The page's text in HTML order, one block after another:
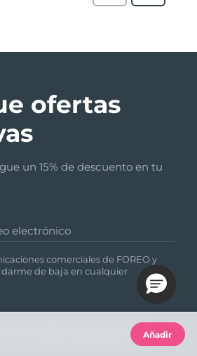
ofertas
un 15% de descuento en tu
electrónico
comerciales de FOREO y
de baja en cualquier
por reCAPTCHA y se aplica la
las Condiciones del servicio deAñadir